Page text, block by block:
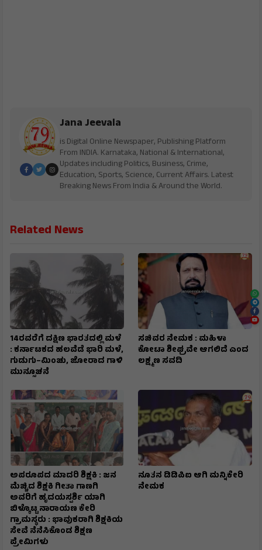
Jana Jeevala
is Digital Online Newspaper, Publishing Platform
From INDIA. Karnataka, National & International,
Updates including Politics, Business, Crime,
Education, Sports, Science, Current Affairs. Latest
Breaking News From India & Around the World.
Related News
14ರವರೆಗೆ ದಕ್ಷಿಣ ಭಾರತದಲ್ಲಿ ಮಳೆ
: ಕರ್ನಾಟಕದ ಹಲವೆಡೆ ಭಾರಿ ಮಳೆ,
ಗುಡುಗು–ಮಿಂಚು, ಜೋರಾದ ಗಾಳಿ
ಮುನ್ಸೂಚನೆ
ಸಚಿವರ ನೇಮಕ : ಮಹಿಳಾ
ಕೋಟಾ ಶೀಘ್ರವೇ ಆಗಲಿದೆ ಎಂದ
ಲಕ್ಷ್ಮಣ ಸವದಿ
ಅಪರೂಪದ ಮಾದರಿ ಶಿಕ್ಷಕಿ : ಜನ
ಮೆಚ್ಚಿದ ಶಿಕ್ಷಕಿ ಗೀತಾ ಗಾಣಗಿ
ಅವರಿಗೆ ಹೃದಯಸ್ಪರ್ಶಿ ಯಾಗಿ
ಬಿಳ್ಕೊಟ್ಟ ನಾರಾಯಣ ಕೇರಿ
ಗ್ರಾಮಸ್ಥರು : ಭಾವುಕರಾಗಿ ಶಿಕ್ಷಕಿಯ
ಸೇವೆ ನೆನೆಸಿಕೊಂಡ ಶಿಕ್ಷಣ
ಪ್ರೇಮಿಗಳು
ನೂತನ ಡಿಡಿಪಿಐ ಆಗಿ ಮನ್ನಿಕೇರಿ
ನೇಮಕ